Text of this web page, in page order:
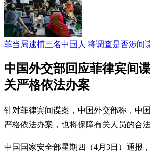
菲当局逮捕三名中国人 将调查是否涉间
中国外交部回应菲律宾间
关严格依法办案
针对菲律宾间谍案，中国外交部称，中
严格依法办案，也将保障有关人员的合法
中国国家安全部星期四（4月3日）通报